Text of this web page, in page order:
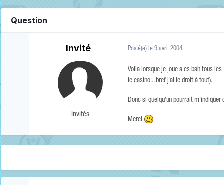
Question
Invité
Invités
Posté(e)le 9 avril 2004
Voila lorsque je joue a cs bah tous
le casino... bref j'ai le droit à tout).
Donc si quelqu'un pourrait
Merci